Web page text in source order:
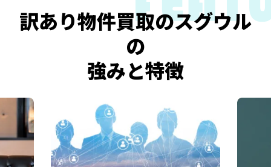
訳あり物件買取のスグウル
の
強みと特徴